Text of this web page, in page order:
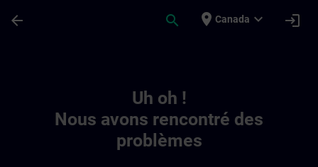
arrow_back search place Canada expand_more login
Uh oh !
Nous avons rencontré des
problèmes